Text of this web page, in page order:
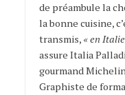
de préambule la
la bonne cuisine,
transmis, « en
assure Italia
gourmand
Graphiste de